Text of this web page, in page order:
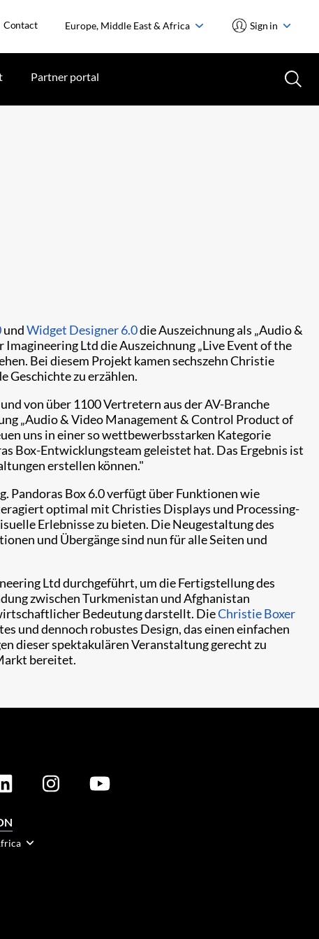
Contact Europe, Middle East & Africa Sign in
Partner portal
undWidget Designer 6.0die Auszeichnung als „Audio &
Ltd die Auszeichnung „Live Event of the
Bei diesem Projekt kamen sechszehn Christie
Geschichte zu erzählen.​
von über 1100 Vertretern aus der AV-Branche
„Audio & Video Management & Control Product of
uns in einer so wettbewerbsstarken Kategorie
Box-Entwicklungsteam geleistet hat. Das Ergebnis ist
erstellen können."
Pandoras Box 6.0 verfügt über Funktionen wie
optimal mit Christies Displays und Processing-
Erlebnisse zu bieten. Die Neugestaltung des
und Übergänge sind nun für alle Seiten und
Ltd durchgeführt, um die Fertigstellung des
zwischen Turkmenistan und Afghanistan
Bedeutung darstellt. Die Christie Boxer
und dennoch robustes Design, das einen einfachen
dieser spektakulären Veranstaltung gerecht zu
bereitet.